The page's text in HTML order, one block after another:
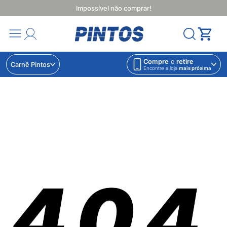
Impossível não comprar!
Carnê Pintos Compre e retire
Encontre a loja mais próxima